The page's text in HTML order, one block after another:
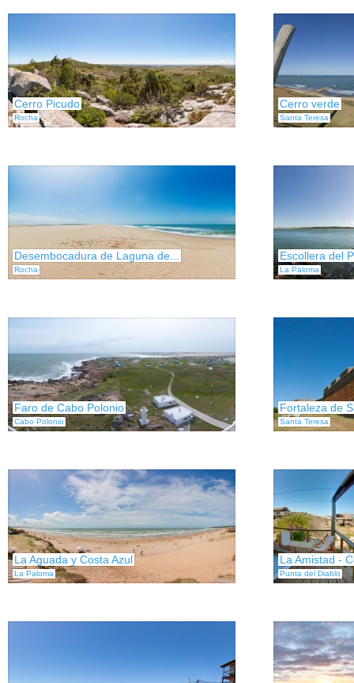
Cerro Picudo
Rocha
Cerro verde
Santa Teresa
Desembocadura de Laguna de...
Rocha
Escollera del
La Paloma
Faro de Cabo Polonio
Cabo Polonio
Fortaleza de
Santa Teresa
La Aguada y Costa Azul
La Paloma
La Amistad -
Punta del Diablo